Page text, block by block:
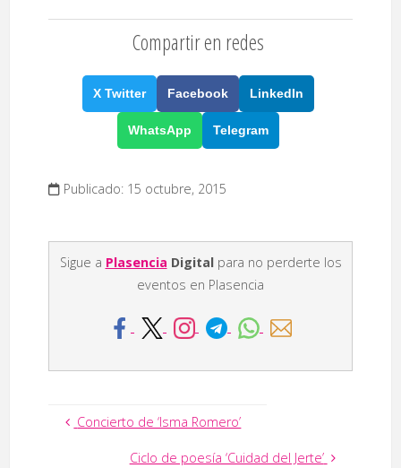
Compartir en redes
X Twitter Facebook LinkedIn
WhatsApp Telegram
Publicado: 15 octubre, 2015
Sigue a Plasencia Digitalpara no perderte los
eventos en Plasencia
Concierto de ‘Isma Romero’
Ciclo de poesía ‘Cuidad del Jerte’